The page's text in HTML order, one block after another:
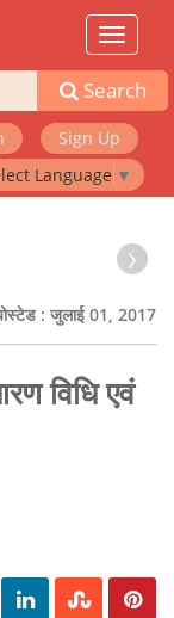
Toggle
Search
Sign Up
Language ▼
›
: जुलाई 01, 2017
विधि एवं